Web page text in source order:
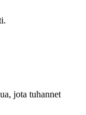
jota tuhannet